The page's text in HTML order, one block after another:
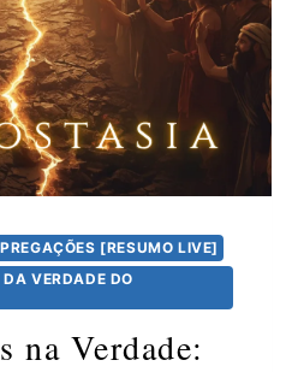
[RESUMO LIVE]
VERDADE DO
na Verdade: